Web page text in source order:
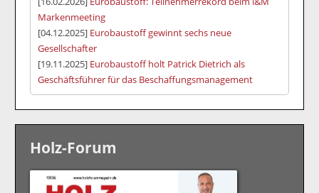
Markenmeeting
[04.12.2025] Eurobaustoff gewinnt sechs neue
Gesellschafter
[19.11.2025] Eurobaustoff holt Patrick Dietrich als
Geschäftsführer für das Beschaffungsmanagement
Holz-Forum